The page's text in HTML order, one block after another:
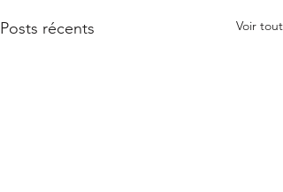
Posts récents Voir tout